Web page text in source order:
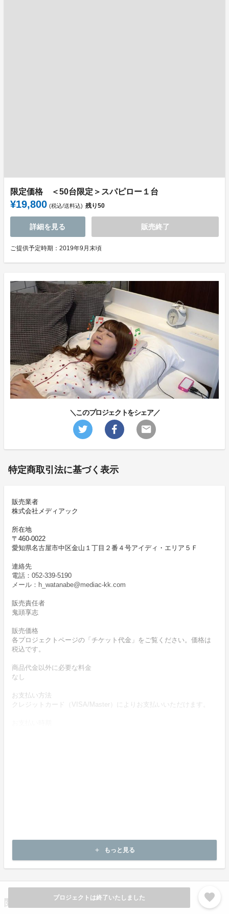
プロジェクトは終了いたしました favorite
限定価格 ＜50台限定＞スパピロー１台
¥19,800 (税込/送料込) 残り50
詳細を見る 販売終了
ご提供予定時期：2019年9月末頃
＼このプロジェクトをシェア／
特定商取引法に基づく表示
販売業者
株式会社メディアック
所在地
〒460-0022
愛知県名古屋市中区金山１丁目２番４号アイディ・エリア５Ｆ
連絡先
電話：052-339-5190
メール：h_watanabe@mediac-kk.com
販売責任者
鬼頭享志
販売価格
各プロジェクトページの「チケット代金」をご覧ください。価格は
税込です。
商品代金以外に必要な料金
なし
お支払い方法
クレジットカード（VISA/Master）によりお支払いいただけます。
ことが出来ます。ただし、プロジェクトの募集期間終了まで残り８
日未満の場合はキャンセルできません。
add もっと見る
閲覧履歴